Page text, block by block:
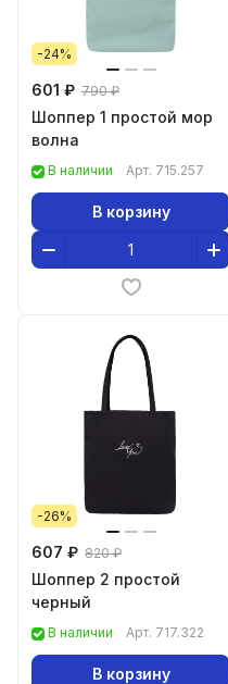
-24%
601 ₽ 790 ₽
Шоппер 1 простой мор
волна
В наличии Арт. 715.257
В корзину
-26%
607 ₽ 820 ₽
Шоппер 2 простой
черный
В наличии Арт. 717.322
В корзину